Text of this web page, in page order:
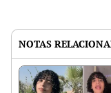
NOTAS